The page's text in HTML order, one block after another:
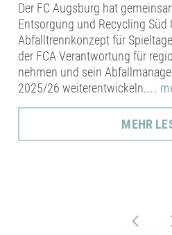
Der FC Augsburg hat
Entsorgung und Recycling Süd
Abfalltrennkonzept für
der FCA Verantwortung für
nehmen und sein
2025/26 weiterentwickeln....
MEHR